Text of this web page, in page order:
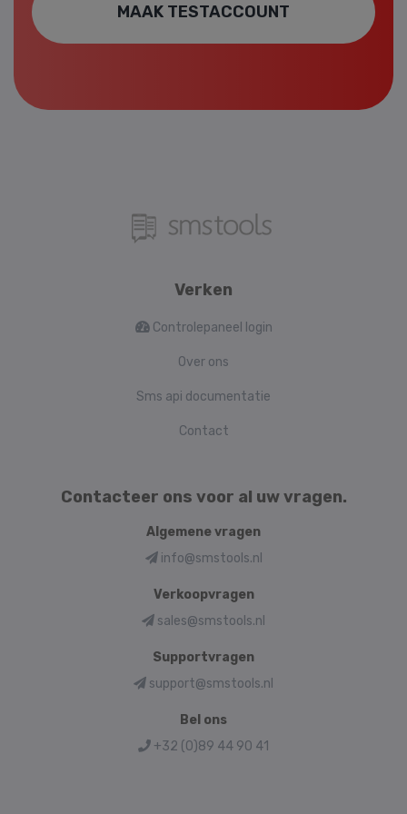
MAAK TESTACCOUNT
Verken
Controlepaneel login
Over ons
Sms api documentatie
Contact
Contacteer ons voor al uw vragen.
Algemene vragen
info@smstools.nl
Verkoopvragen
sales@smstools.nl
Supportvragen
support@smstools.nl
Bel ons
+32 (0)89 44 90 41